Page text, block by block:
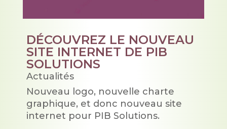
DÉCOUVREZ LE NOUVEAU
SITE INTERNET DE PIB
SOLUTIONS
Actualités
Nouveau logo, nouvelle charte
graphique, et donc nouveau site
internet pour PIB Solutions.